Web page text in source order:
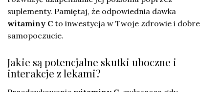
suplementy. Pamiętaj, że odpowiednia dawka
witaminy C to inwestycja w Twoje zdrowie i dobre
samopoczucie.
Jakie są potencjalne skutki uboczne i
interakcje z lekami?